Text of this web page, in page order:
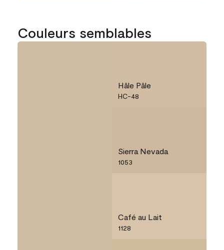
Couleurs semblables
Hâle Pâle
HC-48
Sierra Nevada
1053
Café au Lait
1128